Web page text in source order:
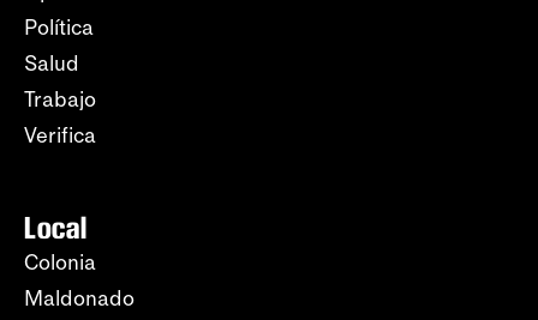
Política
Salud
Trabajo
Verifica
Local
Colonia
Maldonado